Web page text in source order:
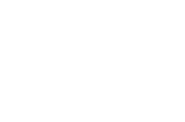
ami à l'auteur
photo de cette